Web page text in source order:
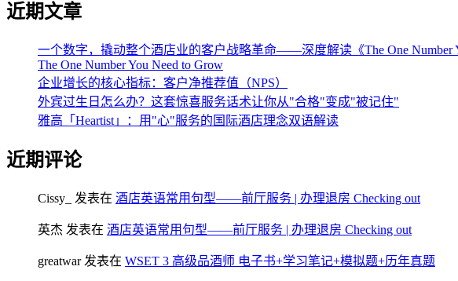
近期文章
一个数字，撬动整个酒店业的客户战略革命——深度解读《The One Number
The One Number You Need to Grow
企业增长的核心指标：客户净推荐值（NPS）
外宾过生日怎么办？这套惊喜服务话术让你从"合格"变成"被记住"
雅高「Heartist」：用"心"服务的国际酒店理念双语解读
近期评论
Cissy_ 发表在 酒店英语常用句型——前厅服务 | 办理退房 Checking out
英杰 发表在 酒店英语常用句型——前厅服务 | 办理退房 Checking out
greatwar发表在 WSET 3 高级品酒师 电子书+学习笔记+模拟题+历年真题